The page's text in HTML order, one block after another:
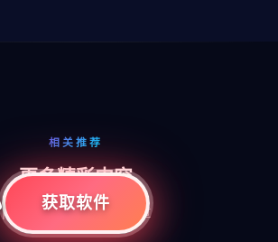
相关推荐
更多精彩内容
同栏目下的其他精彩文章
获取软件